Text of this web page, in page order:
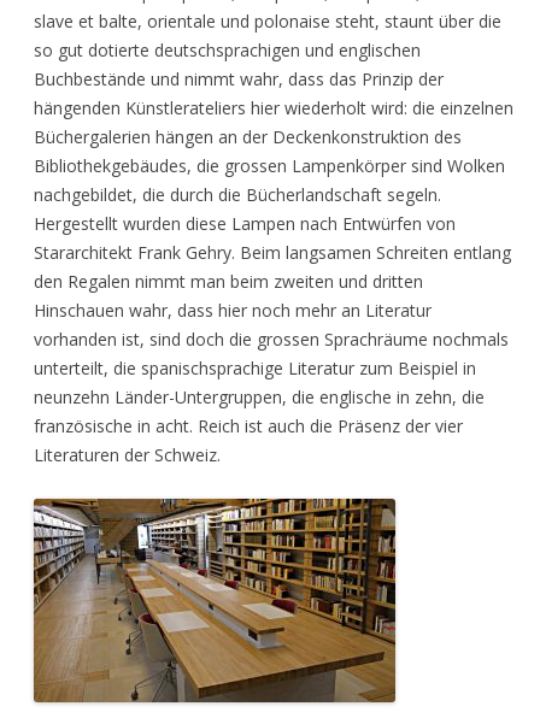
slave et balte, orientale und polonaise steht, staunt über die
so gut dotierte deutschsprachigen und englischen
Buchbestände und nimmt wahr, dass das Prinzip der
hängenden Künstlerateliers hier wiederholt wird: die einzelnen
Büchergalerien hängen an der Deckenkonstruktion des
Bibliothekgebäudes, die grossen Lampenkörper sind Wolken
nachgebildet, die durch die Bücherlandschaft segeln.
Hergestellt wurden diese Lampen nach Entwürfen von
Stararchitekt Frank Gehry. Beim langsamen Schreiten entlang
den Regalen nimmt man beim zweiten und dritten
Hinschauen wahr, dass hier noch mehr an Literatur
vorhanden ist, sind doch die grossen Sprachräume nochmals
unterteilt, die spanischsprachige Literatur zum Beispiel in
neunzehn Länder-Untergruppen, die englische in zehn, die
französische in acht. Reich ist auch die Präsenz der vier
Literaturen der Schweiz.